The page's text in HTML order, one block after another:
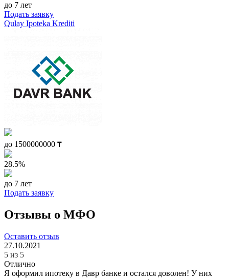
до 7 лет
Подать заявку
Qulay Ipoteka Krediti
до 1500000000 ₸
28.5%
до 7 лет
Подать заявку
Отзывы о МФО
Оставить отзыв
27.10.2021
5 из 5
Отлично
Я оформил ипотеку в Давр банке и остался доволен! У них